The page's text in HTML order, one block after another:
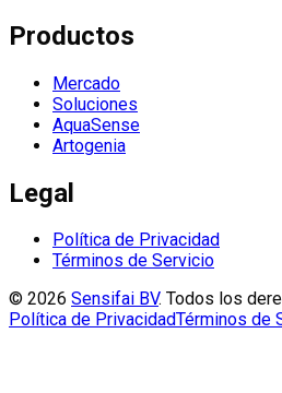
Productos
Mercado
Soluciones
AquaSense
Artogenia
Legal
Política de Privacidad
Términos de Servicio
© 2026 Sensifai BV. Todos los
Política de PrivacidadTérminos de